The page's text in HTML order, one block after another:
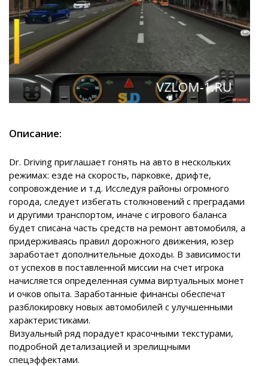
Описание:
Dr. Driving приглашает гонять на авто в нескольких
режимах: езде на скорость, парковке, дрифте,
сопровождение и т.д. Исследуя районы огромного
города, следует избегать столкновений с преградами
и другими транспортом, иначе с игрового баланса
будет списана часть средств на ремонт автомобиля, а
придерживаясь правил дорожного движения, юзер
заработает дополнительные доходы. В зависимости
от успехов в поставленной миссии на счет игрока
начисляется определенная сумма виртуальных монет
и очков опыта. Заработанные финансы обеспечат
разблокировку новых автомобилей с улучшенными
характеристиками.
Визуальный ряд порадует красочными текстурами,
подробной детализацией и зрелищными
спецэффектами.